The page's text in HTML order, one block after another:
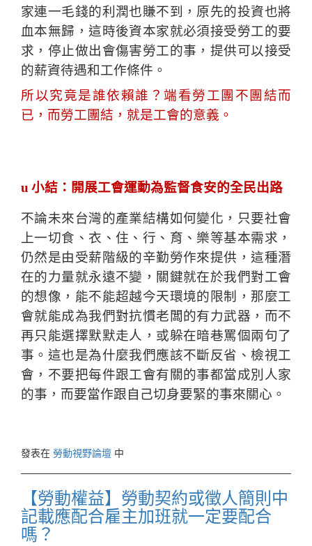
家連一毛錢的利潤也賺不到，原先的投資也將
血本無歸，這時後資本家就必須接受勞工的要
求，停止做出會傷害勞工的事，提供可以接受
的薪資待遇和工作條件。
所以究竟是誰依賴誰？端看勞工團不團結而
已，而勞工團結，就是工會的意義。
u 小結：開展工會運動為監督食安的全民出路
不論未來台灣的產業結構如何變化，只要社會
上一切食、衣、住、行、育、樂等基本需求，
仍然是由受薪階級的辛勤勞作來提供，這種潛
在的力量就永遠不變，關鍵就在於我們對工會
的想像，能不能超越今天環境的限制，那麼工
會就能成為我們對抗慣老闆的有力武器，而不
再只能選擇默默走人，或躲在暗巷罵個兩句了
事。這也是為什麼我們應該不斷反省、檢視工
會，不要把每件跟工會有關的事都當成別人家
的事，而要當作跟自己切身要緊的事來關心。
發表在 勞動視野論壇 中
【勞動權益】勞動契約或徵人簡則中
記載應配合雇主加班就一定要配合
嗎？